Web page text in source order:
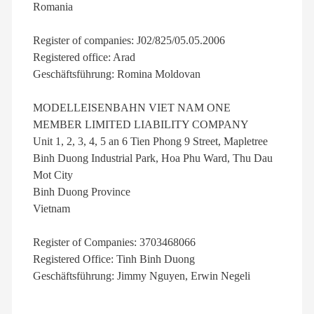
Romania
Register of companies: J02/825/05.05.2006
Registered office: Arad
Geschäftsführung: Romina Moldovan
MODELLEISENBAHN VIET NAM ONE
MEMBER LIMITED LIABILITY COMPANY
Unit 1, 2, 3, 4, 5 an 6 Tien Phong 9 Street, Mapletree
Binh Duong Industrial Park, Hoa Phu Ward, Thu Dau
Mot City
Binh Duong Province
Vietnam
Register of Companies: 3703468066
Registered Office: Tinh Binh Duong
Geschäftsführung: Jimmy Nguyen, Erwin Negeli